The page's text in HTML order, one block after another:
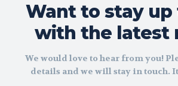
Want to stay up
with the latest
We would love to hear from you!
details and we will stay in touch.